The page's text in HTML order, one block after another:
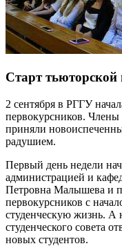
Старт тьюторской
2 сентября в РГГУ
первокурсников.
приняли
радушием.
Первый день недели
администрацией и
Петровна Малышева и
первокурсников с
студенческую жизнь.
студенческого совета
новых студентов.